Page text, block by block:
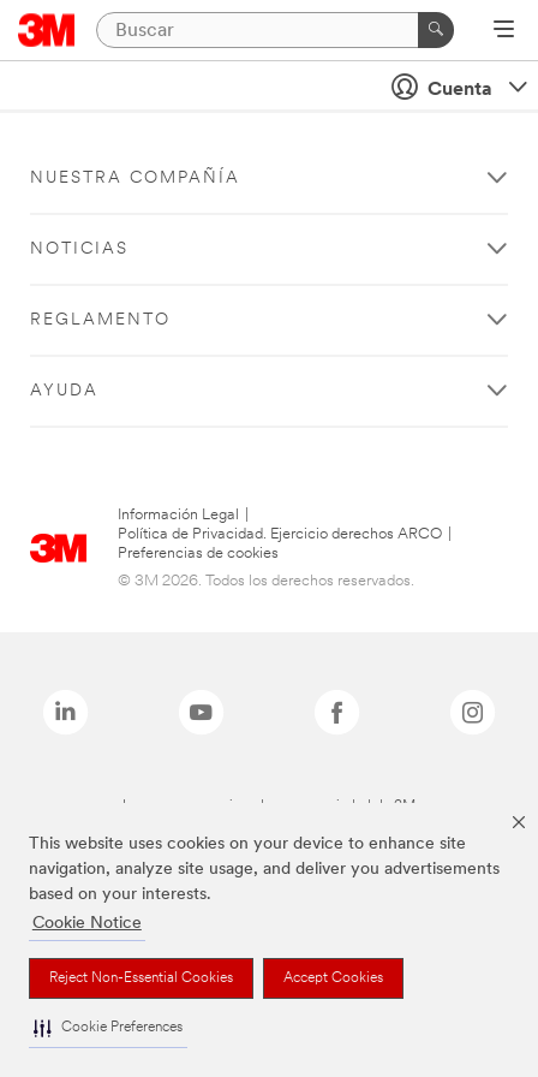
This website uses cookies on your device to enhance site
navigation, analyze site usage, and deliver you advertisements
based on your interests.
Cookie Notice
Reject Non-Essential Cookies Accept Cookies
Cookie Preferences
Cuenta
NUESTRA COMPAÑÍA
NOTICIAS
REGLAMENTO
AYUDA
Información Legal
Política de Privacidad. Ejercicio derechos ARCO
Preferencias de cookies
© 3M 2026. Todos los derechos reservados.
Las marcas mencionadas son propiedad de 3M